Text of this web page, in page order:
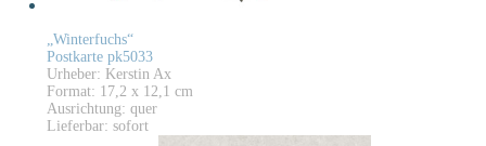
„Winterfuchs“
Postkarte pk5033
Urheber: Kerstin Ax
Format: 17,2 x 12,1 cm
Ausrichtung: quer
Lieferbar: sofort